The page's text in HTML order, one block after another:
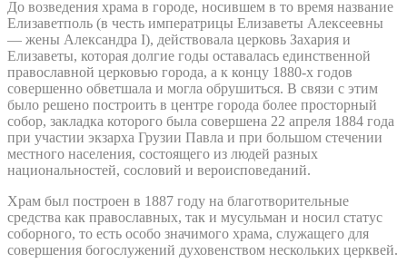
До возведения храма в городе, носившем в то время название
Елизаветполь (в честь императрицы Елизаветы Алексеевны
— жены Александра I), действовала церковь Захария и
Елизаветы, которая долгие годы оставалась единственной
православной церковью города, а к концу 1880-х годов
совершенно обветшала и могла обрушиться. В связи с этим
было решено построить в центре города более просторный
собор, закладка которого была совершена 22 апреля 1884 года
при участии экзарха Грузии Павла и при большом стечении
местного населения, состоящего из людей разных
национальностей, сословий и вероисповеданий.
Храм был построен в 1887 году на благотворительные
средства как православных, так и мусульман и носил статус
соборного, то есть особо значимого храма, служащего для
совершения богослужений духовенством нескольких церквей.